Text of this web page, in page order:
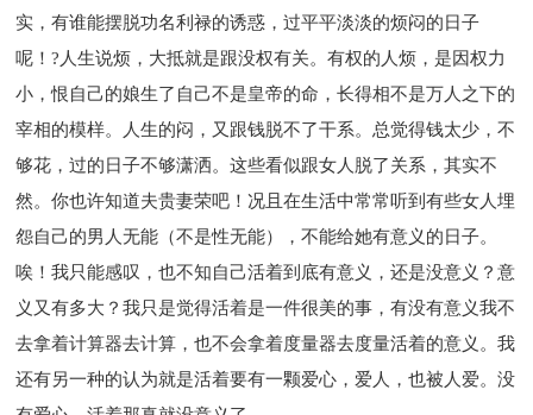
实，有谁能摆脱功名利禄的诱惑，过平平淡淡的烦闷的日子
呢！?人生说烦，大抵就是跟没权有关。有权的人烦，是因权力
小，恨自己的娘生了自己不是皇帝的命，长得相不是万人之下的
宰相的模样。人生的闷，又跟钱脱不了干系。总觉得钱太少，不
够花，过的日子不够潇洒。这些看似跟女人脱了关系，其实不
然。你也许知道夫贵妻荣吧！况且在生活中常常听到有些女人埋
怨自己的男人无能（不是性无能），不能给她有意义的日子。
唉！我只能感叹，也不知自己活着到底有意义，还是没意义？意
义又有多大？我只是觉得活着是一件很美的事，有没有意义我不
去拿着计算器去计算，也不会拿着度量器去度量活着的意义。我
还有另一种的认为就是活着要有一颗爱心，爱人，也被人爱。没